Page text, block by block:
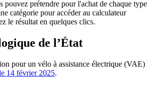
pouvez prétendre pour l'achat de chaque type
catégorie pour accéder au calculateur
le résultat en quelques clics.
de l’État
pour un vélo à assistance électrique (VAE)
14 février 2025.